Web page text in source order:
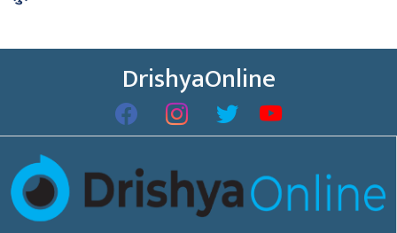
DrishyaOnline